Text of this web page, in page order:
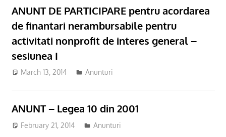
ANUNT DE PARTICIPARE pentru acordarea
de finantari nerambursabile pentru
activitati nonprofit de interes general –
sesiunea I
March 13, 2014 Anunturi
ANUNT – Legea 10 din 2001
February 21, 2014 Anunturi